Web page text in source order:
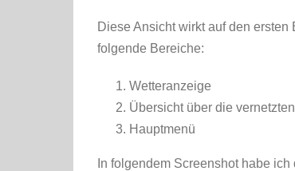
Diese Ansicht wirkt auf den
folgende Bereiche:
Wetteranzeige
Übersicht über die
Hauptmenü
In folgendem Screenshot habe